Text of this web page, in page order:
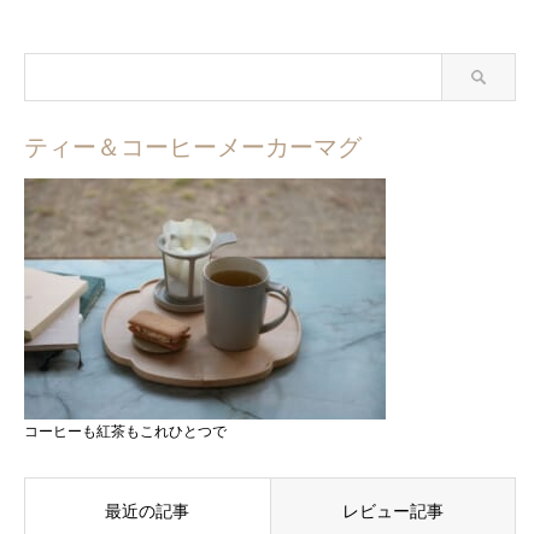
ティー＆コーヒーメーカーマグ
コーヒーも紅茶もこれひとつで
最近の記事 レビュー記事